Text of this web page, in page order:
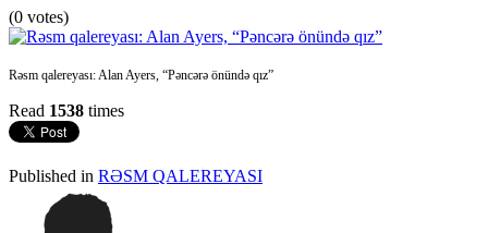
(0 votes)
Rəsm qalereyası: Alan Ayers, “Pəncərə önündə qız”
Read 1538 times
Published in RƏSM QALEREYASI